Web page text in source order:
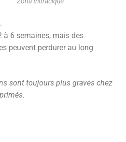
à 6 semaines, mais des
peuvent perdurer au long
sont toujours plus graves chez